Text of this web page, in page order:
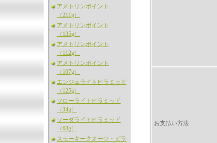
アメトリンポイント
（211g）
アメトリンポイント
（135g）
アメトリンポイント
（112g）
アメトリンポイント
（107g）
エンジェライトピラミッド
（125g）
フローライトピラミッド
（34g）
ソーダライトピラミッド
（63g）
スモーキークオーツ・ピラ
お支払い方法